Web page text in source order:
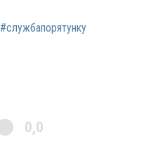
#службапорятунку
0,0